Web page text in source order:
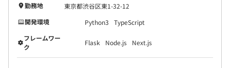
勤務地
東京都渋谷区東1-32-12
開発環境
Python3
TypeScript
フレームワー
ク
Flask Node.js Next.js